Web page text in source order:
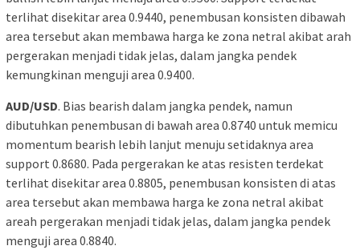
terlihat disekitar area 0.9440, penembusan konsisten dibawah
area tersebut akan membawa harga ke zona netral akibat arah
pergerakan menjadi tidak jelas, dalam jangka pendek
kemungkinan menguji area 0.9400.
AUD/USD. Bias bearish dalam jangka pendek, namun
dibutuhkan penembusan di bawah area 0.8740 untuk memicu
momentum bearish lebih lanjut menuju setidaknya area
support 0.8680. Pada pergerakan ke atas resisten terdekat
terlihat disekitar area 0.8805, penembusan konsisten di atas
area tersebut akan membawa harga ke zona netral akibat
areah pergerakan menjadi tidak jelas, dalam jangka pendek
menguji area 0.8840.